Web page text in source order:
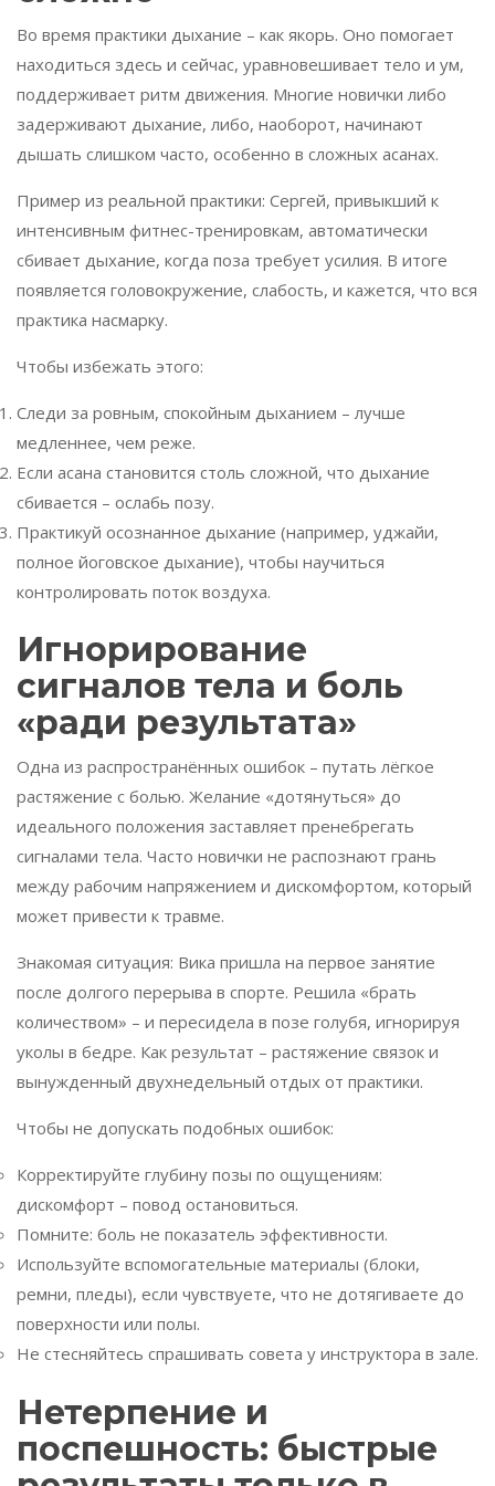
Во время практики дыхание – как якорь. Оно помогает
находиться здесь и сейчас, уравновешивает тело и ум,
поддерживает ритм движения. Многие новички либо
задерживают дыхание, либо, наоборот, начинают
дышать слишком часто, особенно в сложных асанах.
Пример из реальной практики: Сергей, привыкший к
интенсивным фитнес-тренировкам, автоматически
сбивает дыхание, когда поза требует усилия. В итоге
появляется головокружение, слабость, и кажется, что вся
практика насмарку.
Чтобы избежать этого:
Следи за ровным, спокойным дыханием – лучше
медленнее, чем реже.
Если асана становится столь сложной, что дыхание
сбивается – ослабь позу.
Практикуй осознанное дыхание (например, уджайи,
полное йоговское дыхание), чтобы научиться
контролировать поток воздуха.
Игнорирование
сигналов тела и боль
«ради результата»
Одна из распространённых ошибок – путать лёгкое
растяжение с болью. Желание «дотянуться» до
идеального положения заставляет пренебрегать
сигналами тела. Часто новички не распознают грань
между рабочим напряжением и дискомфортом, который
может привести к травме.
Знакомая ситуация: Вика пришла на первое занятие
после долгого перерыва в спорте. Решила «брать
количеством» – и пересидела в позе голубя, игнорируя
уколы в бедре. Как результат – растяжение связок и
вынужденный двухнедельный отдых от практики.
Чтобы не допускать подобных ошибок:
Корректируйте глубину позы по ощущениям:
дискомфорт – повод остановиться.
Помните: боль не показатель эффективности.
Используйте вспомогательные материалы (блоки,
ремни, пледы), если чувствуете, что не дотягиваете до
поверхности или полы.
Не стесняйтесь спрашивать совета у инструктора в зале.
Нетерпение и
поспешность: быстрые